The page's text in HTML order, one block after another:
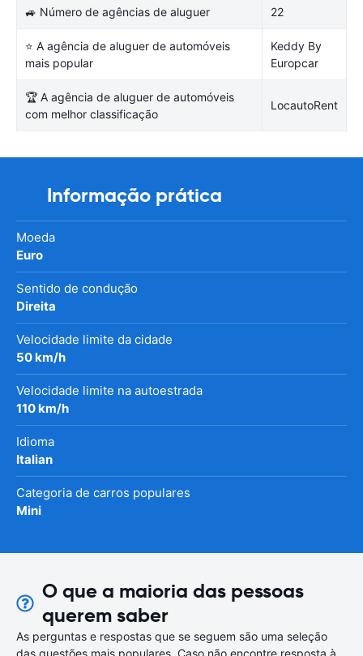
🚙 Número de agências de aluguer 22
⭐ A agência de aluguer de automóveis
mais popular
Keddy By
Europcar
🏆 A agência de aluguer de automóveis
com melhor classificação
LocautoRent
Informação prática
Moeda
Euro
Sentido de condução
Direita
Velocidade limite da cidade
50 km/h
Velocidade limite na autoestrada
110 km/h
Idioma
Italian
Categoria de carros populares
Mini
O que a maioria das pessoas
querem saber
As perguntas e respostas que se seguem são uma seleção
das questões mais populares. Caso não encontre resposta à